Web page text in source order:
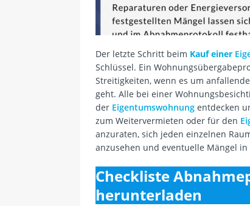
Der letzte Schritt beim Kauf einer
Schlüssel. Ein
Streitigkeiten, wenn es um
geht. Alle bei einer
der Eigentumswohnung entdecken
zum Weitervermieten oder für den
anzuraten, sich jeden einzelnen
anzusehen und eventuelle Mängel
Checkliste
herunterladen